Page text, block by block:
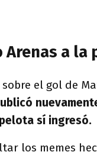
a la
el gol de
sí ingresó.
los memes